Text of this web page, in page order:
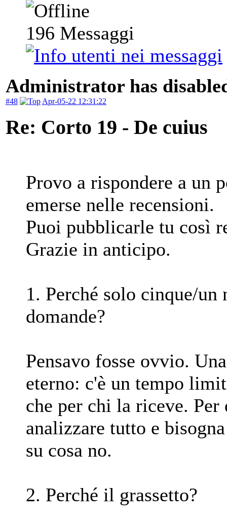
196 Messaggi
Administrator has
#48 Apr-05-22 12:31:22
Re: Corto 19 - De cuius
Provo a rispondere a un
emerse nelle recensioni.
Puoi pubblicarle tu così
Grazie in anticipo.
1. Perché solo cinque/
domande?
Pensavo fosse ovvio.
eterno: c'è un tempo
che per chi la riceve.
analizzare tutto e
su cosa no.
2. Perché il grassetto?